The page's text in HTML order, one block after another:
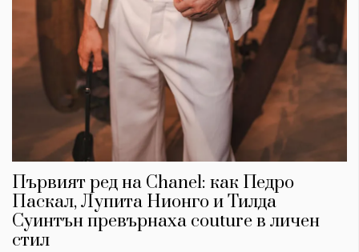
Първият ред на Chanel: как Педро
Паскал, Лупита Нионго и Тилда
Суинтън превърнаха couture в личен
стил